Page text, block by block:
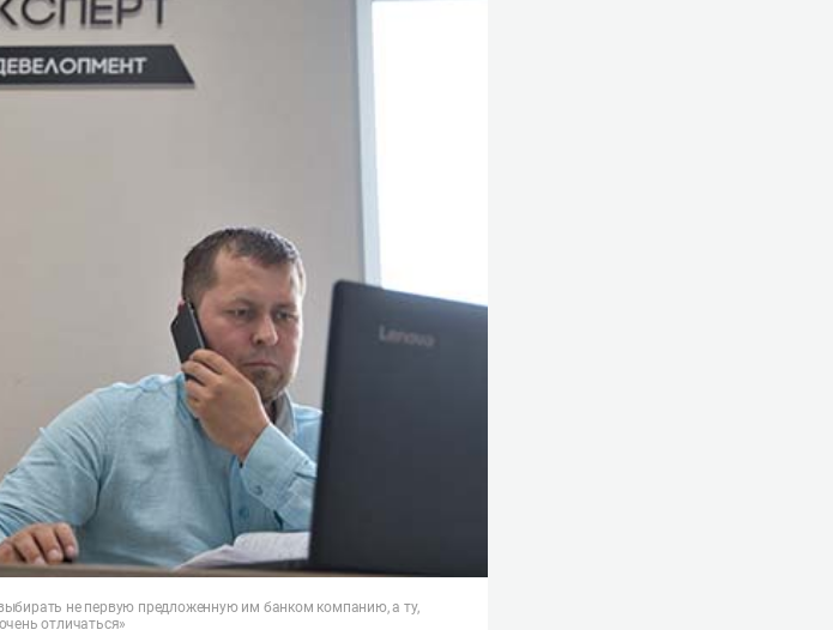
не первую предложенную им банком компанию, а ту,
отличаться»